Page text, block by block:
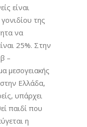
είναι
της
να
25%. Στην
–
μεσογειακής
Ελλάδα,
υπάρχει
παιδί που
η